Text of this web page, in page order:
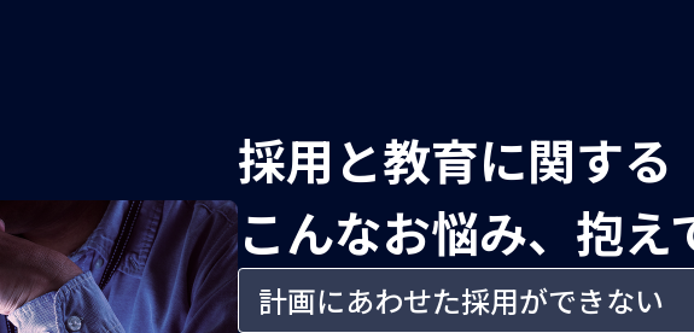
採用と教育に関する
こんなお悩み、抱え
計画にあわせた採用ができない